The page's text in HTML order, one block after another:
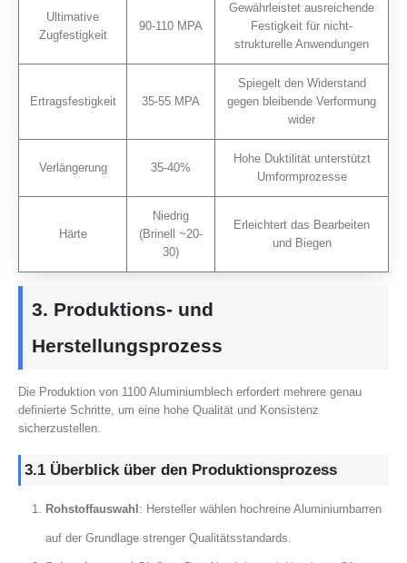
Ultimative
Zugfestigkeit
90-110 MPA
Gewährleistet ausreichende
Festigkeit für nicht-
strukturelle Anwendungen
Ertragsfestigkeit 35-55 MPA
Spiegelt den Widerstand
gegen bleibende Verformung
wider
Verlängerung 35-40%
Hohe Duktilität unterstützt
Umformprozesse
Härte
Niedrig
(Brinell ~20-
30)
Erleichtert das Bearbeiten
und Biegen
3. Produktions- und
Herstellungsprozess
Die Produktion von 1100 Aluminiumblech erfordert mehrere genau
definierte Schritte, um eine hohe Qualität und Konsistenz
sicherzustellen.
3.1 Überblick über den Produktionsprozess
Rohstoffauswahl : Hersteller wählen hochreine Aluminiumbarren
auf der Grundlage strenger Qualitätsstandards.